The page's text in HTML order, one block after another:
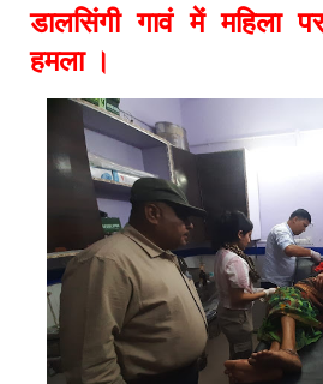
डालसिंगी गावं में महिला
हमला ।